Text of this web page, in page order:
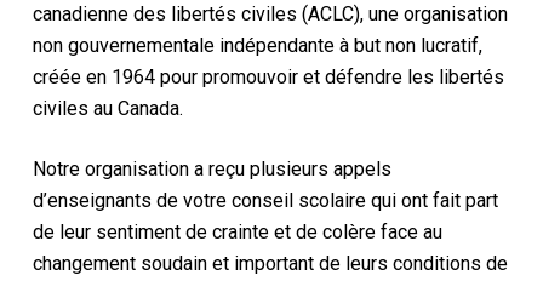
canadienne des libertés civiles (ACLC), une organisation
non gouvernementale indépendante à but non lucratif,
créée en 1964 pour promouvoir et défendre les libertés
civiles au Canada.
Notre organisation a reçu plusieurs appels
d’enseignants de votre conseil scolaire qui ont fait part
de leur sentiment de crainte et de colère face au
changement soudain et important de leurs conditions de